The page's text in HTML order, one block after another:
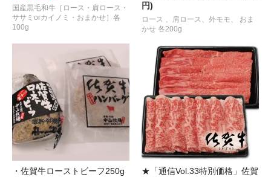
国産黒毛和牛［ロース・肩ロース・
ササミorカイノミ・おまかせ］各
100g
円)
ロース 、肩ロース、外モモ、 おま
かせ 各200g
・佐賀牛ローストビーフ250g
★「通信Vol.33特別価格」佐賀